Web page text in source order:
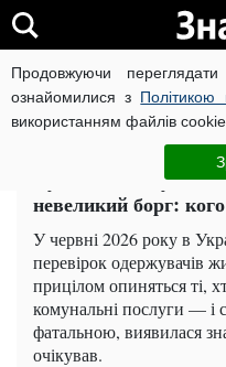
Продовжуючи
ознайомилися з Політикою
використанням файлів cookie.
ВІЙНА РОСІЇ ПРОТИ
Субсидію можуть
невеликий борг:
У червні 2026 року в
перевірок одержувачів
прицілом опиняться ті,
комунальні послуги — і
фатальною, виявилася
очікував.